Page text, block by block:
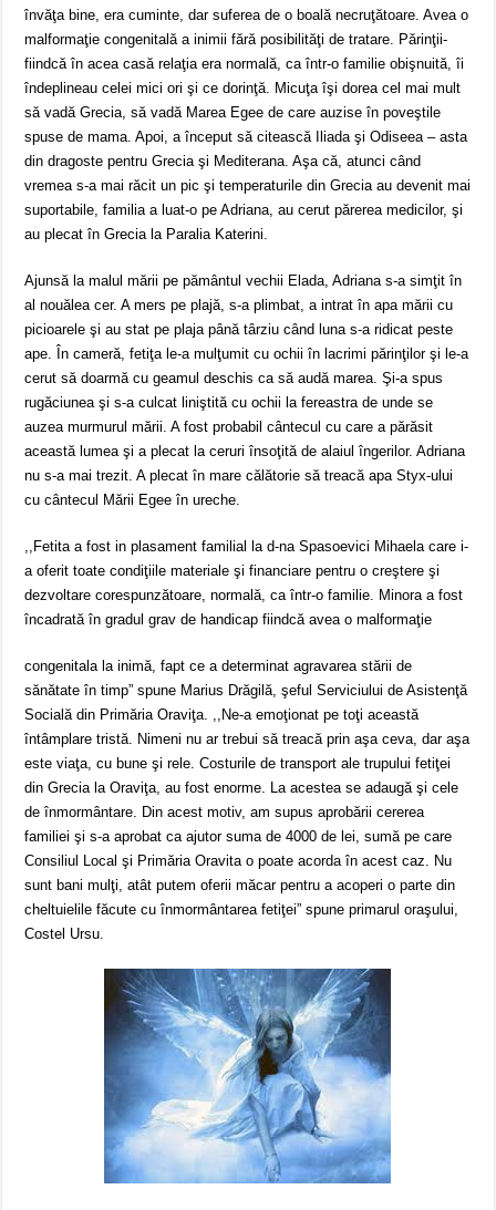
învăţa bine, era cuminte, dar suferea de o boală necruţătoare. Avea o
malformaţie congenitală a inimii fără posibilităţi de tratare. Părinţii-
fiindcă în acea casă relaţia era normală, ca într-o familie obişnuită, îi
îndeplineau celei mici ori şi ce dorinţă. Micuţa îşi dorea cel mai mult
să vadă Grecia, să vadă Marea Egee de care auzise în poveştile
spuse de mama. Apoi, a început să citească Iliada şi Odiseea – asta
din dragoste pentru Grecia şi Mediterana. Aşa că, atunci când
vremea s-a mai răcit un pic şi temperaturile din Grecia au devenit mai
suportabile, familia a luat-o pe Adriana, au cerut părerea medicilor, şi
au plecat în Grecia la Paralia Katerini.
Ajunsă la malul mării pe pământul vechii Elada, Adriana s-a simţit în
al nouălea cer. A mers pe plajă, s-a plimbat, a intrat în apa mării cu
picioarele şi au stat pe plaja până târziu când luna s-a ridicat peste
ape. În cameră, fetiţa le-a mulţumit cu ochii în lacrimi părinţilor şi le-a
cerut să doarmă cu geamul deschis ca să audă marea. Şi-a spus
rugăciunea şi s-a culcat liniştită cu ochii la fereastra de unde se
auzea murmurul mării. A fost probabil cântecul cu care a părăsit
această lumea şi a plecat la ceruri însoţită de alaiul îngerilor. Adriana
nu s-a mai trezit. A plecat în mare călătorie să treacă apa Styx-ului
cu cântecul Mării Egee în ureche.
,,Fetita a fost in plasament familial la d-na Spasoevici Mihaela care i-
a oferit toate condiţiile materiale şi financiare pentru o creştere şi
dezvoltare corespunzătoare, normală, ca într-o familie. Minora a fost
încadrată în gradul grav de handicap fiindcă avea o malformaţie
congenitala la inimă, fapt ce a determinat agravarea stării de
sănătate în timp” spune Marius Drăgilă, şeful Serviciului de Asistenţă
Socială din Primăria Oraviţa. ,,Ne-a emoţionat pe toţi această
întâmplare tristă. Nimeni nu ar trebui să treacă prin aşa ceva, dar aşa
este viaţa, cu bune şi rele. Costurile de transport ale trupului fetiţei
din Grecia la Oraviţa, au fost enorme. La acestea se adaugă şi cele
de înmormântare. Din acest motiv, am supus aprobării cererea
familiei şi s-a aprobat ca ajutor suma de 4000 de lei, sumă pe care
Consiliul Local şi Primăria Oravita o poate acorda în acest caz. Nu
sunt bani mulţi, atât putem oferii măcar pentru a acoperi o parte din
cheltuielile făcute cu înmormântarea fetiţei” spune primarul oraşului,
Costel Ursu.